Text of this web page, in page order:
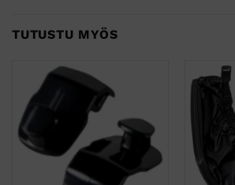
TUTUSTU MYÖS